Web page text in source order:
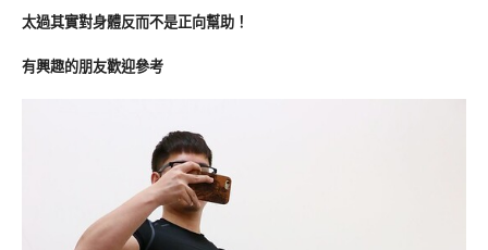
太過其實對身體反而不是正向幫助！
有興趣的朋友歡迎參考